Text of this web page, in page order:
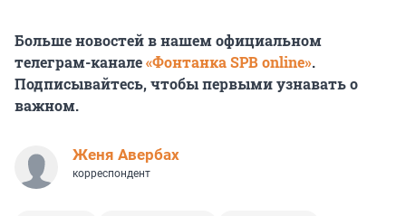
Больше новостей в нашем официальном
телеграм-канале«Фонтанка SPB online».
Подписывайтесь, чтобы первыми узнавать о
важном.
Женя Авербах
корреспондент